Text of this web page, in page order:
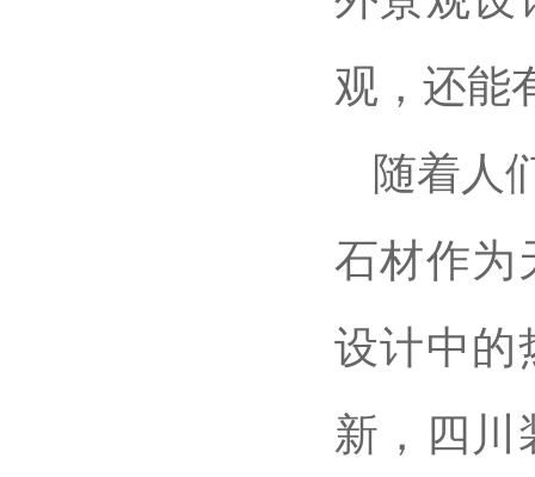
观，还能
随着人
石材作为
设计中的
新，四川